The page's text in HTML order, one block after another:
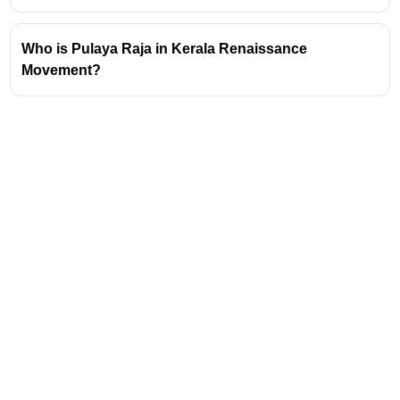
പ്രസിദ്ധീകരണം ആരംഭിച്ചത് - സി.കൃഷ്ണൻ.
എന്നറിയപ്പെടാൻ തുടങ്ങി.
'സാമൂഹികമായി അടിച്ചമർത്തപ്പെട്ടവരുടെ
ബൈബിൾ' എന്നറിയപ്പെട്ടിരുന്നത് - മിതവാദി
Who is Pulaya Raja in Kerala Renaissance
Movement?